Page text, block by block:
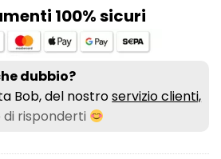
100% sicuri
dubbio?
Bob, del nostroservizio clienti,
risponderti